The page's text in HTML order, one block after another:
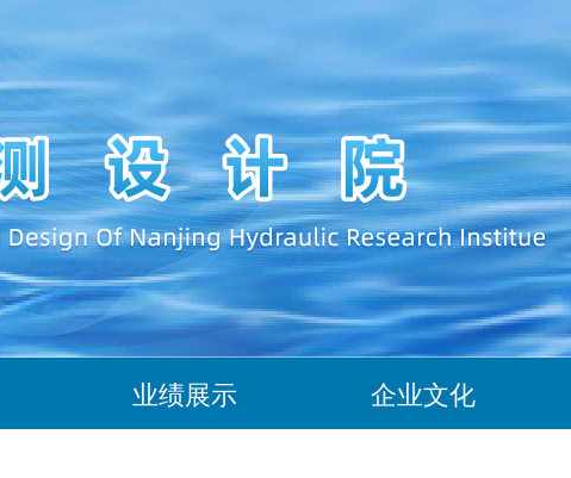
业绩展示 企业文化